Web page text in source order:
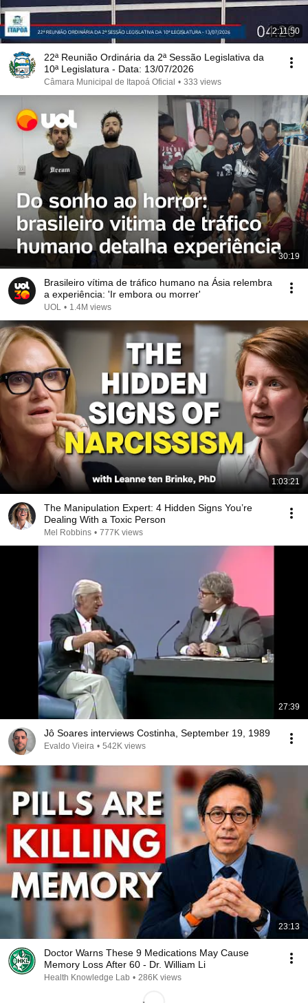
2:11:50
22ª Reunião Ordinária da 2ª Sessão Legislativa da
10ª Legislatura - Data: 13/07/2026
Câmara Municipal de Itapoá Oficial • 333 views
30:19
Brasileiro vítima de tráfico humano na Ásia relembra
a experiência: 'Ir embora ou morrer'
UOL • 1.4M views
1:03:21
The Manipulation Expert: 4 Hidden Signs You’re
Dealing With a Toxic Person
Mel Robbins • 777K views
27:39
Jô Soares interviews Costinha, September 19, 1989
Evaldo Vieira • 542K views
23:13
Doctor Warns These 9 Medications May Cause
Memory Loss After 60 - Dr. William Li
Health Knowledge Lab • 286K views